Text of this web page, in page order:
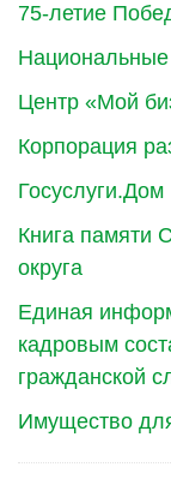
75-летие
Национальные
Центр «Мой
Корпорация
Госуслуги.Дом
Книга памяти
округа
Единая
кадровым
гражданской
Имущество